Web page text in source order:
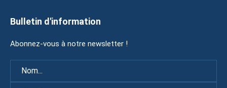
Bulletin d'information
Abonnez-vous à notre newsletter !